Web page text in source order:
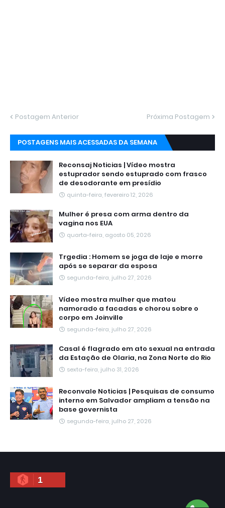
Postagem Anterior Próxima Postagem
POSTAGENS MAIS ACESSADAS DA SEMANA
Reconsaj Noticias | Vídeo mostra
estuprador sendo estuprado com frasco
de desodorante em presídio
quinta-feira, fevereiro 12, 2026
Mulher é presa com arma dentro da
vagina nos EUA
quarta-feira, agosto 05, 2026
Trgedia : Homem se joga de laje e morre
após se separar da esposa
segunda-feira, julho 27, 2026
Vídeo mostra mulher que matou
namorado a facadas e chorou sobre o
corpo em Joinville
segunda-feira, julho 27, 2026
Casal é flagrado em ato sexual na entrada
da Estação de Olaria, na Zona Norte do Rio
sexta-feira, julho 31, 2026
Reconvale Noticias | Pesquisas de consumo
interno em Salvador ampliam a tensão na
base governista
segunda-feira, julho 27, 2026
1